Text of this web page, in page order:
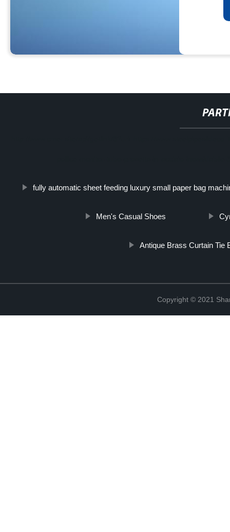
fully automatic sheet feeding luxury small paper bag
Men's Casual Shoes
Antique Brass Curtain Tie
Copyright © 2021